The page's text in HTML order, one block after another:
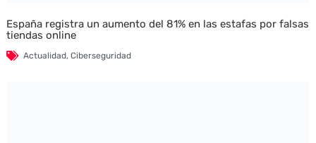
España registra un aumento del 81% en las estafas por falsas
tiendas online
Actualidad, Ciberseguridad